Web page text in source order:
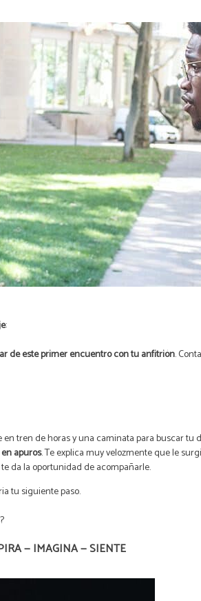
:
de este primer encuentro con tu anfitrión.
tren de horas y una caminata para buscar
apuros. Te explica muy velozmente que le
da la oportunidad de acompañarle.
tu siguiente paso.
— IMAGINA — SIENTE